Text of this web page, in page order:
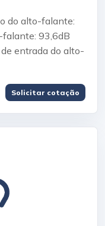
do alto-falante:
93,6dB
entrada do alto-
Solicitar cotação